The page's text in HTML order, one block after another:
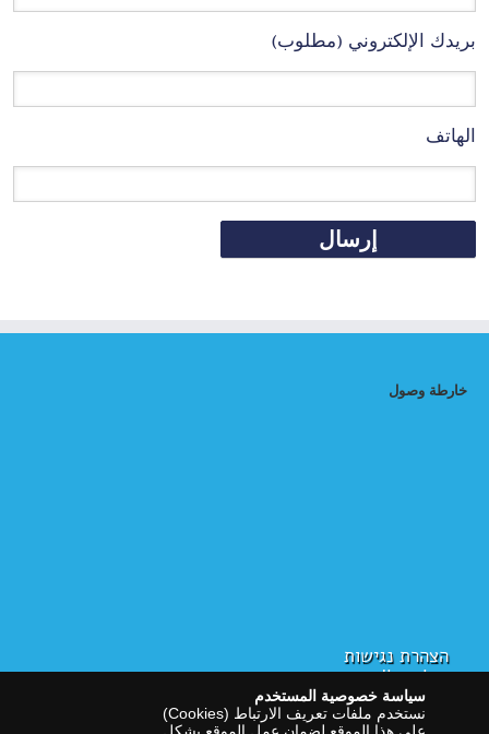
بريدك الإلكتروني (مطلوب)
الهاتف
خارطة وصول
הצהרת נגישות
سياسة الخصوصية
سياسة خصوصية المستخدم
نستخدم ملفات تعريف الارتباط (Cookies)